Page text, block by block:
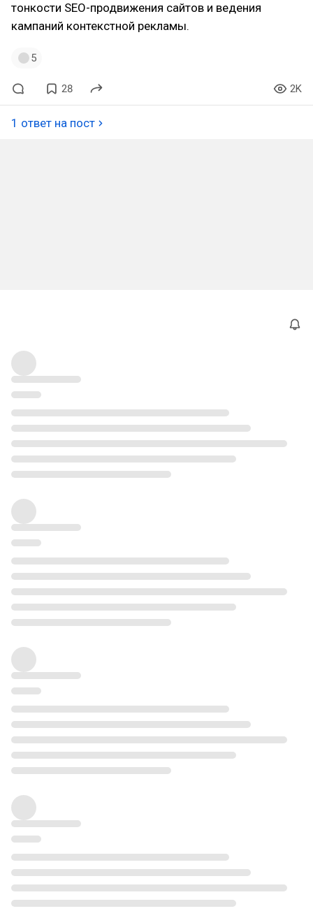
тонкости SEO-продвижения сайтов и ведения
кампаний контекстной рекламы.
5
28 2K
1 ответ на пост